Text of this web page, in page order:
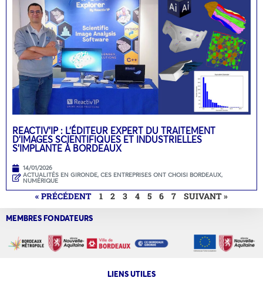
REACTIV’IP : L’ÉDITEUR EXPERT DU TRAITEMENT
D’IMAGES SCIENTIFIQUES ET INDUSTRIELLES
S’IMPLANTE À BORDEAUX
14/01/2026
ACTUALITÉS EN GIRONDE, CES ENTREPRISES ONT CHOISI BORDEAUX,
NUMÉRIQUE
« PRÉCÉDENT 1 2 3 4 5 6 7 SUIVANT »
MEMBRES FONDATEURS
LIENS UTILES